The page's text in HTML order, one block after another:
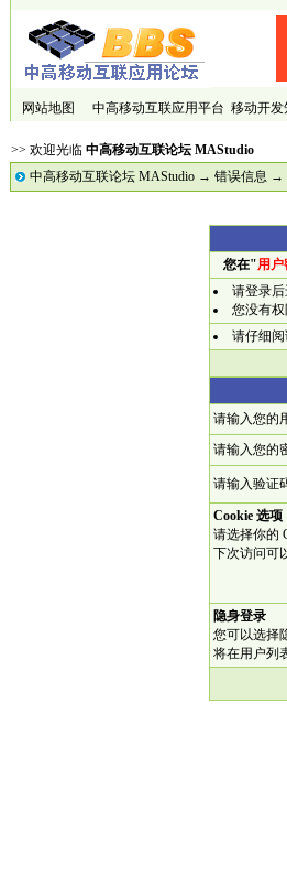
网站地图 中高移动互联应用平台 移动开发
>> 欢迎光临 中高移动互联论坛 MAStudio
中高移动互联论坛 MAStudio→ 错误信息 →
您在"用
请登录后
您没有权
请仔细
请输入您的
请输入您的
请输入验证
Cookie 选项
请选择你的
下次访问可
隐身登录
您可以选择
将在用户列